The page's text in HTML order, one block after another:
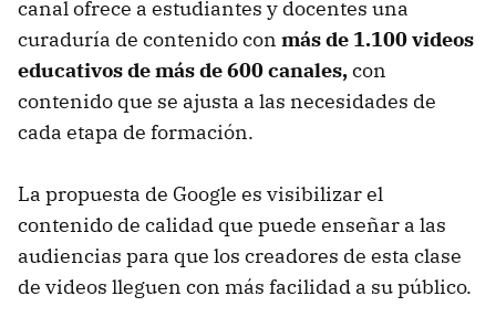
canal ofrece a estudiantes y docentes una
curaduría de contenido con más de 1.100 videos
educativos de más de 600 canales,con
contenido que se ajusta a las necesidades de
cada etapa de formación.
La propuesta de Google es visibilizar el
contenido de calidad que puede enseñar a las
audiencias para que los creadores de esta clase
de videos lleguen con más facilidad a su público.